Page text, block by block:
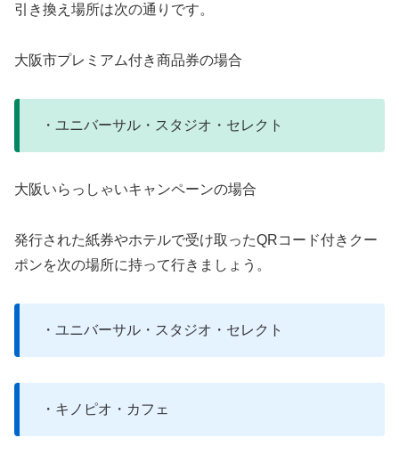
引き換え場所は次の通りです。
大阪市プレミアム付き商品券の場合
・ユニバーサル・スタジオ・セレクト
大阪いらっしゃいキャンペーンの場合
発行された紙券やホテルで受け取ったQRコード付きクー
ポンを次の場所に持って行きましょう。
・ユニバーサル・スタジオ・セレクト
・キノピオ・カフェ